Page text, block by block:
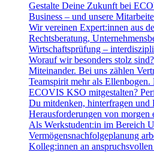
Gestalte Deine Zukunft bei
Business – und unsere
Wir vereinen Expert:innen aus
Rechtsberatung,
Wirtschaftsprüfung –
Worauf wir besonders stolz
Miteinander. Bei uns zählen
Teamspirit mehr als
ECOVIS KSO mitgestalten?
Du mitdenken, hinterfragen und
Herausforderungen von morgen
Als Werkstudent:in im Bereich
Vermögensnachfolgeplanung
Kolleg:innen an